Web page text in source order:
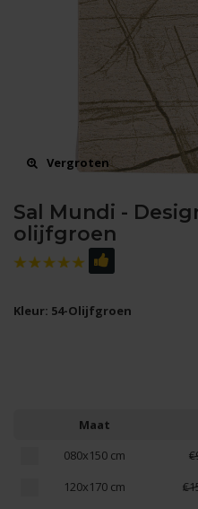
Vergroten
Sal Mundi -
olijfgroen
Kleur: 54-Olijfgroen
Maat
080x150 cm
120x170 cm